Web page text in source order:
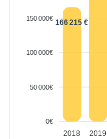
150 000€
100 000€
50 000€
0€
166 215 €
2018 2019